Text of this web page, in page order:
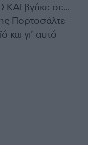
βγήκε σε…
Πορτοσάλτε
και γι’ αυτό